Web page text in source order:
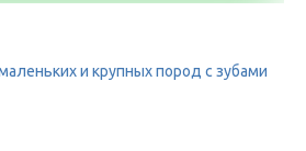
и крупных пород с зубами